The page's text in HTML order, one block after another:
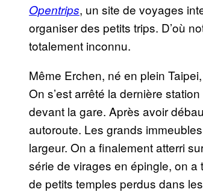
Opentrips, un site de voyages
organiser des petits trips. D’où
totalement inconnu.
Même Erchen, né en plein
On s’est arrêté la dernière
devant la gare. Après avoir
autoroute. Les grands
largeur. On a finalement atterri
série de virages en épingle, on a
de petits temples perdus dans